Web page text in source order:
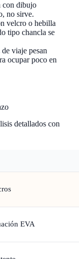
con dibujo
no sirve.
velcro o hebilla
tipo chancla se
viaje pesan
ocupar poco en
detallados con
EVA